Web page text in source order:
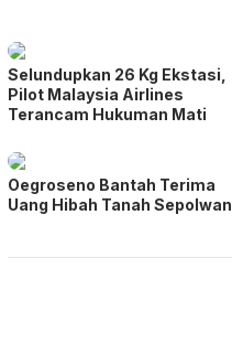
Selundupkan 26 Kg Ekstasi,
Pilot Malaysia Airlines
Terancam Hukuman Mati
Oegroseno Bantah Terima
Uang Hibah Tanah Sepolwan